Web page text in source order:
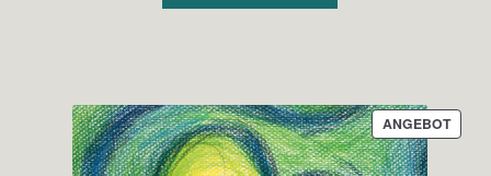
ANGEBOT
IM